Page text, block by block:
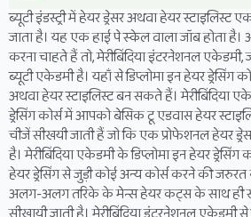
ब्यूटी इंडस्ट्री में हेयर ड्रेसर अथवा हेयर स्टाइलिस्ट
जाता है। यह एक हाई पे स्केल वाला जॉब होता है।
करना चाहते हैं तो, मेरीबिंदिया इंटरनेशनल एकेडमी,
ब्यूटी एकेडमी है। यहाँ से डिप्लोमा इन हेयर ड्रेसिंग
अथवा हेयर स्टाइलिस्ट बन सकते हैं। मेरीबिंदिया
ड्रेसिंग कोर्स में आपको बेसिक टू एडवास हेयर
चीजें सीखयी जाती हैं जो कि एक प्रोफेशनल हेयर
है। मेरीबिंदिया एकेडमी के डिप्लोमा इन हेयर
हेयर ड्रेसिंग से जुड़ी कोई अन्य कोर्स करने की
अलग-अलग तरिके के मेन्स हेयर कट्स के साथ ही